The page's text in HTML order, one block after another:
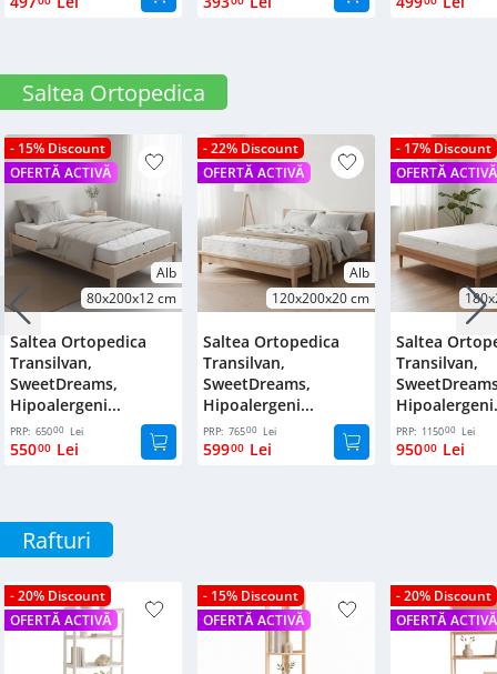
Saltea Ortopedica
- 15% Discount
OFERTĂ ACTIVĂ
Alb
80x200x12 cm
Saltea Ortopedica
Transilvan,
SweetDreams,
Hipoalergeni...
PRP: 65000 Lei
55000 Lei
- 22% Discount
OFERTĂ ACTIVĂ
Alb
120x200x20 cm
Saltea Ortopedica
Transilvan,
SweetDreams,
Hipoalergeni...
PRP: 76500 Lei
59900 Lei
- 17% Discount
OFERTĂ ACTIVĂ
Saltea
Transilvan,
PRP: 115000 Lei
95000 Lei
Rafturi
- 20% Discount
OFERTĂ ACTIVĂ
- 15% Discount
OFERTĂ ACTIVĂ
- 20% Discount
OFERTĂ ACTIVĂ